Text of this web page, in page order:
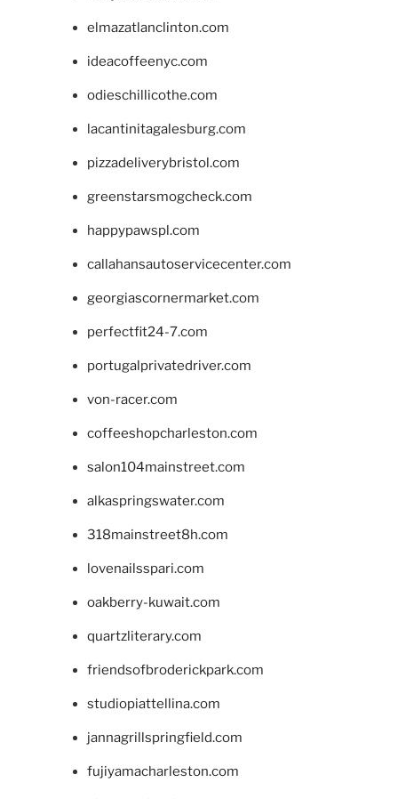
elmazatlanclinton.com
ideacoffeenyc.com
odieschillicothe.com
lacantinitagalesburg.com
pizzadeliverybristol.com
greenstarsmogcheck.com
happypawspl.com
callahansautoservicecenter.com
georgiascornermarket.com
perfectfit24-7.com
portugalprivatedriver.com
von-racer.com
coffeeshopcharleston.com
salon104mainstreet.com
alkaspringswater.com
318mainstreet8h.com
lovenailsspari.com
oakberry-kuwait.com
quartzliterary.com
friendsofbroderickpark.com
studiopiattellina.com
jannagrillspringfield.com
fujiyamacharleston.com